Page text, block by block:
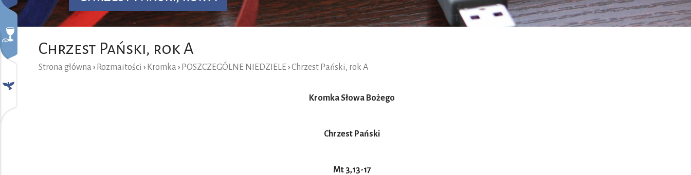
Chrzest Pański, rok A
Strona główna › Rozmaitości › Kromka › POSZCZEGÓLNE NIEDZIELE›Chrzest Pański, rok A
Kromka Słowa Bożego
Chrzest Pański
Mt 3,13-17